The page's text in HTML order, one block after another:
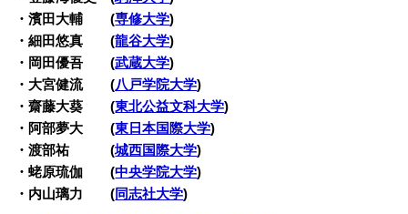
・濱田大輔 (専修大学)
・細田悠真 (龍谷大学)
・岡田優吾 (武蔵大学)
・大宮健流 (八戸学院大学)
・齋藤大葵 (東北公益文科大学)
・阿部夢大 (東日本国際大学)
・渡部祐 (城西国際大学)
・蛯原琉伽 (中央学院大学)
・内山璃力 (同志社大学)